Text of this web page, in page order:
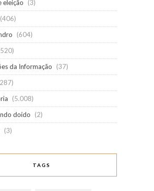
eleição
(3)
(406)
(604)
da Informação
(37)
(5.008)
doido
(2)
(3)
TAGS